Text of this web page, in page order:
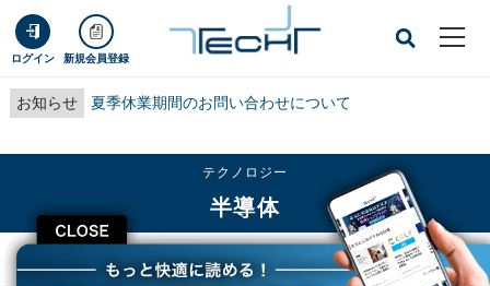
ログイン 新規会員登録
お知らせ 夏季休業期間のお問い合わせについて
CLOSE
テクノロジー
半導体